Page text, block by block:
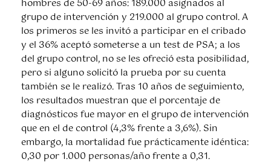
hombres de 50-69 años: 189.000 asignados al
grupo de intervención y 219.000 al grupo control. A
los primeros se les invitó a participar en el cribado
y el 36% aceptó someterse a un test de PSA; a los
del grupo control, no se les ofreció esta posibilidad,
pero si alguno solicitó la prueba por su cuenta
también se le realizó. Tras 10 años de seguimiento,
los resultados muestran que el porcentaje de
diagnósticos fue mayor en el grupo de intervención
que en el de control (4,3% frente a 3,6%). Sin
embargo, la mortalidad fue prácticamente idéntica:
0,30 por 1.000 personas/año frente a 0,31.